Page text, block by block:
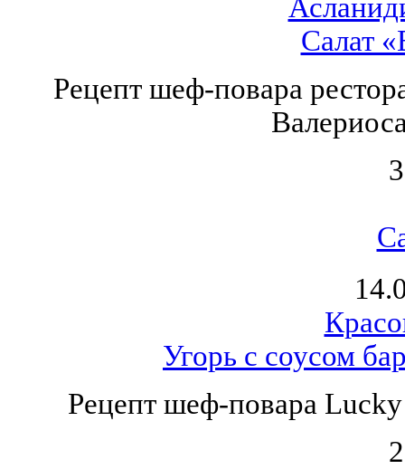
Салат
Рецепт шеф-повара
Угорь с соусом
Рецепт шеф-повара